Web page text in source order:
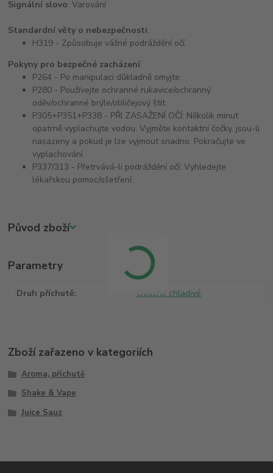
Signální slovo: Varování
Standardní věty o nebezpečnosti:
H319 - Způsobuje vážné podráždění očí.
Pokyny pro bezpečné zacházení:
P264 - Po manipulaci důkladně omyjte.
P280 - Používejte ochranné rukavice/ochranný
oděv/ochranné brýle/obličejový štít.
P305+P351+P338 - PŘI ZASAŽENÍ OČÍ: Několik minut
opatrně vyplachujte vodou. Vyjměte kontaktní čočky, jsou-li
nasazeny a pokud je lze vyjmout snadno. Pokračujte ve
vyplachování.
P337/313 - Přetrvává-li podráždění očí: Vyhledejte
lékařskou pomoc/ošetření.
Původ zboží
Parametry
Druh příchutě Ovocné chladivé
Zboží zařazeno v kategoriích
Aroma, příchutě
Shake & Vape
Juice Sauz